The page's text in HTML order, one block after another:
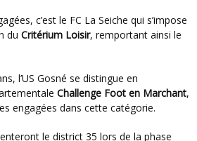
du Critérium Loisir, remportant ainsi le
Challenge Foot en Marchant,
engagées dans cette catégorie.